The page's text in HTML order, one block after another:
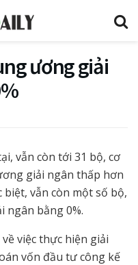
ương giải
vẫn còn tới 31 bộ, cơ
giải ngân thấp hơn
vẫn còn một số bộ,
ngân bằng 0%.
việc thực hiện giải
vốn đầu tư công kế